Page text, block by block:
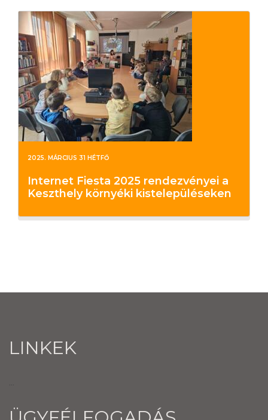
2025. MÁRCIUS 31 HÉTFŐ
Internet Fiesta 2025 rendezvényei a
Keszthely környéki kistelepüléseken
LINKEK